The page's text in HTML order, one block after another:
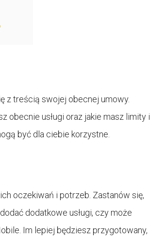
z treścią swojej obecnej umowy.
obecnie usługi oraz jakie masz limity i
być dla ciebie korzystne.
oczekiwań i potrzeb. Zastanów się,
dodatkowe usługi, czy może
Im lepiej będziesz przygotowany,